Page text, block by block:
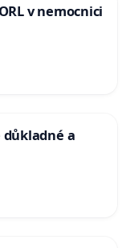
v nemocnici
důkladné a